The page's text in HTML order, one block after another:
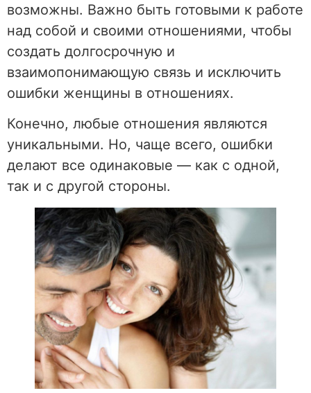
возможны. Важно быть готовыми к работе
над собой и своими отношениями, чтобы
создать долгосрочную и
взаимопонимающую связь и исключить
ошибки женщины в отношениях.
Конечно, любые отношения являются
уникальными. Но, чаще всего, ошибки
делают все одинаковые — как с одной,
так и с другой стороны.